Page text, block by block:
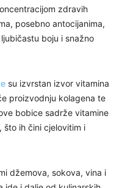
zdravih
posebno antocijanima,
boju i snažno
su izvrstan izvor vitamina
proizvodnju kolagena te
bobice sadrže vitamine
što ih čini cjelovitim i
džemova, sokova, vina i